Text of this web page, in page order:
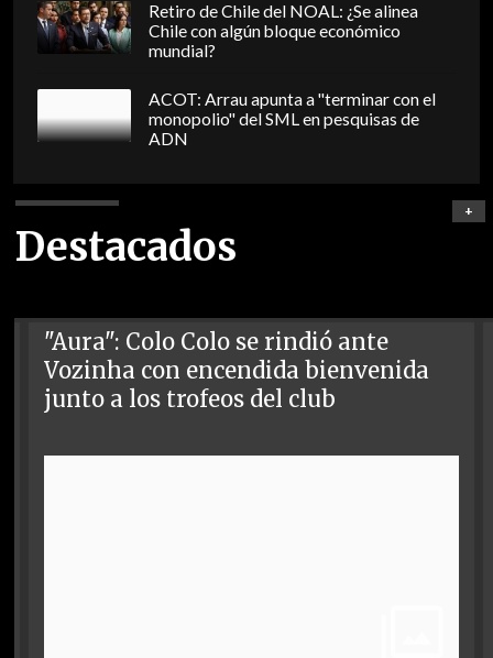
Retiro de Chile del NOAL: ¿Se alinea
Chile con algún bloque económico
mundial?
ACOT: Arrau apunta a "terminar con el
monopolio" del SML en pesquisas de
ADN
Destacados
+
"Aura": Colo Colo se rindió ante
Vozinha con encendida bienvenida
junto a los trofeos del club